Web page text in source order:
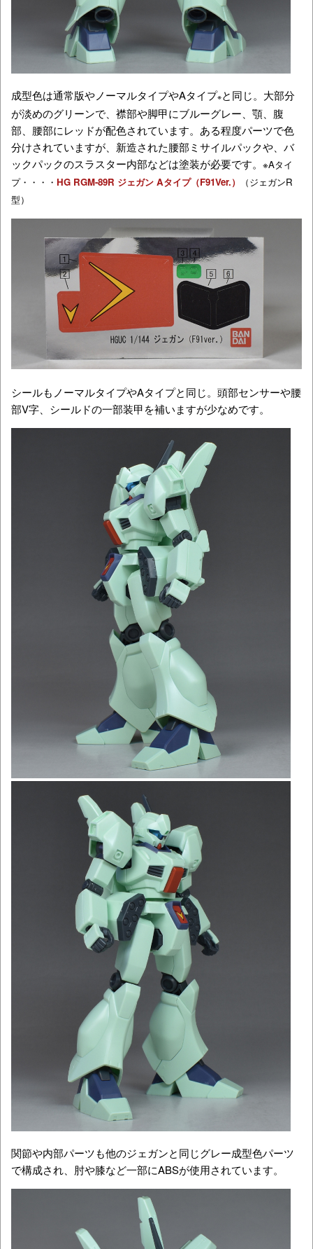
成型色は通常版やノーマルタイプやAタイプ※と同じ。大部分
が淡めのグリーンで、襟部や脚甲にブルーグレー、顎、腹
部、腰部にレッドが配色されています。ある程度パーツで色
分けされていますが、新造された腰部ミサイルパックや、バ
ックパックのスラスター内部などは塗装が必要です。 ※Aタイ
プ・・・・ HG RGM-89R ジェガン Aタイプ（F91Ver.）
（ジェガンR
型）
シールもノーマルタイプやAタイプと同じ。頭部センサーや腰
部V字、シールドの一部装甲を補いますが少なめです。
関節や内部パーツも他のジェガンと同じグレー成型色パーツ
で構成され、肘や膝など一部にABSが使用されています。